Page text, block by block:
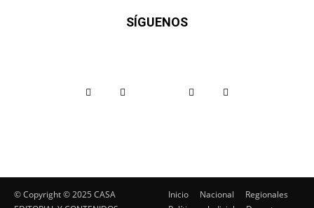
SÍGUENOS
© Copyright ©️ 2025 CASA
Inicio Nacional
Regionales